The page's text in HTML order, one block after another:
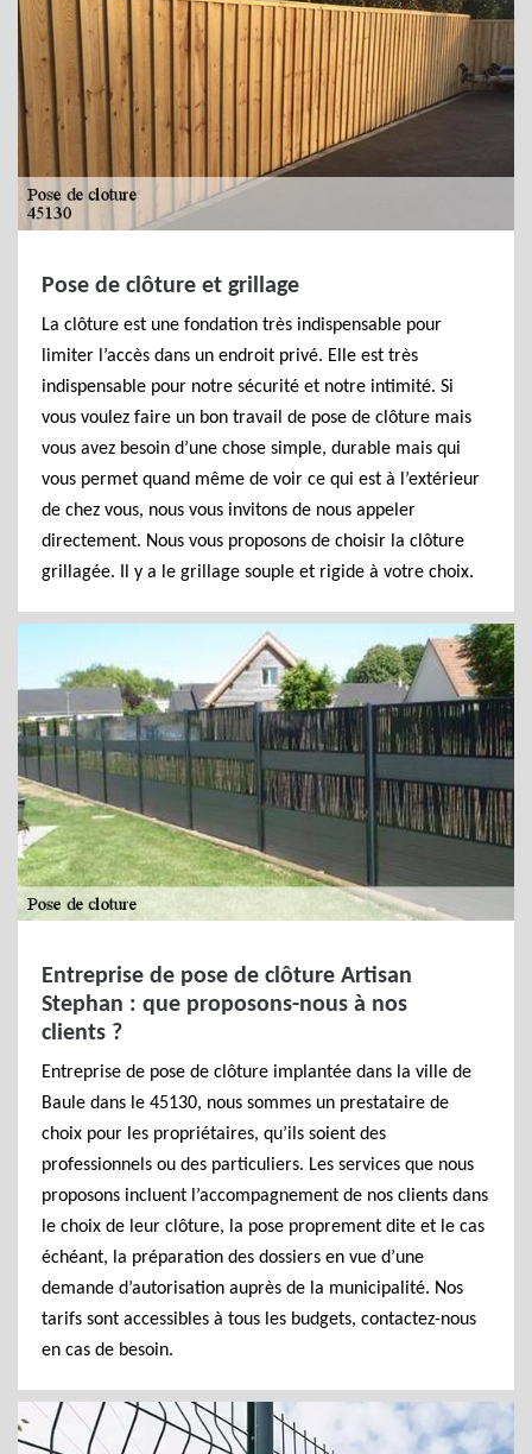
Pose de clôture et grillage
La clôture est une fondation très indispensable pour
limiter l’accès dans un endroit privé. Elle est très
indispensable pour notre sécurité et notre intimité. Si
vous voulez faire un bon travail de pose de clôture mais
vous avez besoin d’une chose simple, durable mais qui
vous permet quand même de voir ce qui est à l’extérieur
de chez vous, nous vous invitons de nous appeler
directement. Nous vous proposons de choisir la clôture
grillagée. Il y a le grillage souple et rigide à votre choix.
Entreprise de pose de clôture Artisan
Stephan : que proposons-nous à nos
clients ?
Entreprise de pose de clôture implantée dans la ville de
Baule dans le 45130, nous sommes un prestataire de
choix pour les propriétaires, qu’ils soient des
professionnels ou des particuliers. Les services que nous
proposons incluent l’accompagnement de nos clients dans
le choix de leur clôture, la pose proprement dite et le cas
échéant, la préparation des dossiers en vue d’une
demande d’autorisation auprès de la municipalité. Nos
tarifs sont accessibles à tous les budgets, contactez-nous
en cas de besoin.